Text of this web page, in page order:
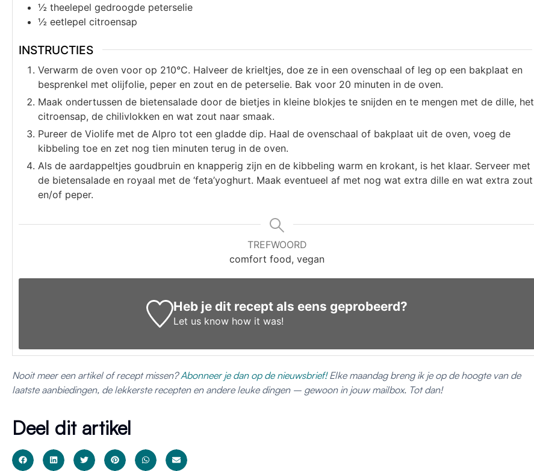
½ theelepel gedroogde peterselie
½ eetlepel citroensap
INSTRUCTIES
Verwarm de oven voor op 210°C. Halveer de krieltjes, doe ze in een ovenschaal of leg op een bakplaat en
besprenkel met olijfolie, peper en zout en de peterselie. Bak voor 20 minuten in de oven.
Maak ondertussen de bietensalade door de bietjes in kleine blokjes te snijden en te mengen met de dille, het
citroensap, de chilivlokken en wat zout naar smaak.
Pureer de Violife met de Alpro tot een gladde dip. Haal de ovenschaal of bakplaat uit de oven, voeg de
kibbeling toe en zet nog tien minuten terug in de oven.
Als de aardappeltjes goudbruin en knapperig zijn en de kibbeling warm en krokant, is het klaar. Serveer met
de bietensalade en royaal met de ‘feta’yoghurt. Maak eventueel af met nog wat extra dille en wat extra zout
en/of peper.
TREFWOORD
comfort food, vegan
Heb je dit recept als eens geprobeerd?
Let us know how it was!
Nooit meer een artikel of recept missen?Abonneer je dan op de nieuwsbrief!Elke maandag breng ik je op de hoogte van de
laatste aanbiedingen, de lekkerste recepten en andere leuke dingen – gewoon in jouw mailbox. Tot dan!
Deel dit artikel